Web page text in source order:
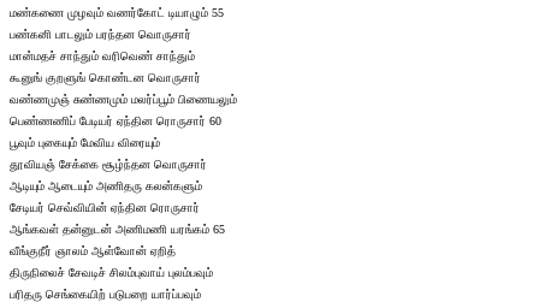
மண்கணை முழவும் வணர்கோட் டியாழும் 55
பண்கனி பாடலும் பரந்தன வொருசார்
மான்மதச் சாந்தும் வரிவெண் சாந்தும்
கூனுங் குறளுங் கொண்டன வொருசார்
வண்ணமுஞ் சுண்ணமும் மலர்ப்பூம் பிணையலும்
பெண்ணணிப் பேடியர் ஏந்தின ரொருசார் 60
பூவும் புகையும் மேவிய விரையும்
தூவியஞ் சேக்கை சூழ்ந்தன வொருசார்
ஆடியும் ஆடையும் அணிதரு கலன்களும்
சேடியர் செவ்வியின் ஏந்தின ரொருசார்
ஆங்கவள் தன்னுடன் அணிமணி யரங்கம் 65
வீங்குநீர் ஞாலம் ஆள்வோன் ஏறித்
திருநிலைச் சேவடிச் சிலம்புவாய் புலம்பவும்
பரிதரு செங்கையிற் படுபறை யார்ப்பவும்